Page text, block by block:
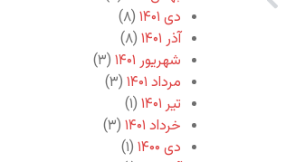
دی ۱۴۰۱
(۸)
آذر ۱۴۰۱
(۸)
شهریور ۱۴۰۱
(۳)
مرداد ۱۴۰۱
(۳)
تیر ۱۴۰۱
(۱)
خرداد ۱۴۰۱
(۳)
دی ۱۴۰۰
(۱)